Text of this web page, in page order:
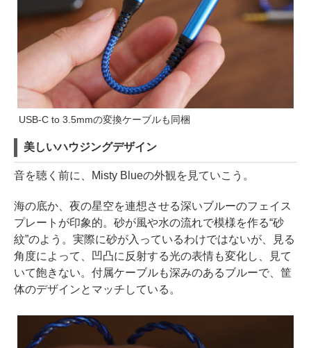
USB-C to 3.5mmの変換ケーブルも同梱
美しいハウジングデザイン
音を聴く前に、Misty Blueの外観を見ていこう。
海の底か、夜の星空を連想させる深いブルーのフェイス
プレートが印象的。砂が風や水の流れで模様を作る“砂
紋”のよう。実際に砂が入っているわけではないが、見る
角度によって、凹凸に反射する光の表情も変化し、見て
いて飽きない。付属ケーブルも深みのあるブルーで、筐
体のデザインとマッチしている。